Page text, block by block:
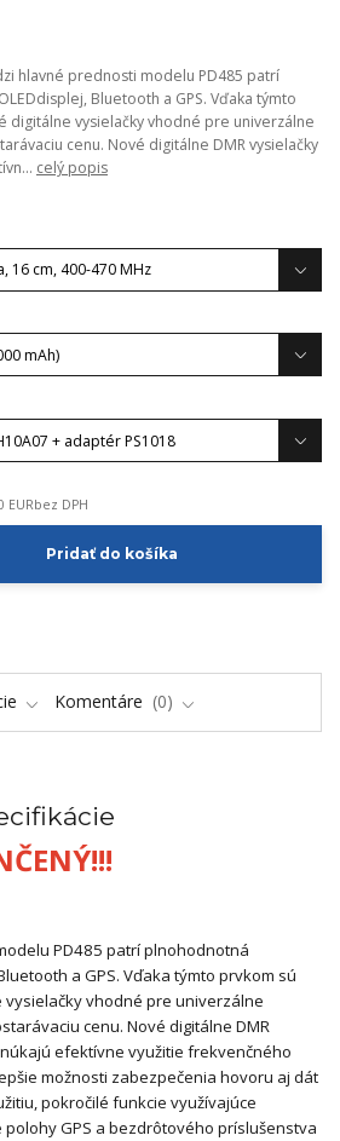
hlavné prednosti modelu PD485 patrí
Bluetooth a GPS. Vďaka týmto
digitálne vysielačky vhodné pre univerzálne
cenu. Nové digitálne DMR vysielačky
celý popis
EURbez DPH
Pridať do košíka
Komentáre 0
PD485 patrí plnohodnotná
a GPS. Vďaka týmto prvkom sú
vhodné pre univerzálne
cenu. Nové digitálne DMR
efektívne využitie frekvenčného
možnosti zabezpečenia hovoru aj dát
pokročilé funkcie využívajúce
GPS a bezdrôtového príslušenstva